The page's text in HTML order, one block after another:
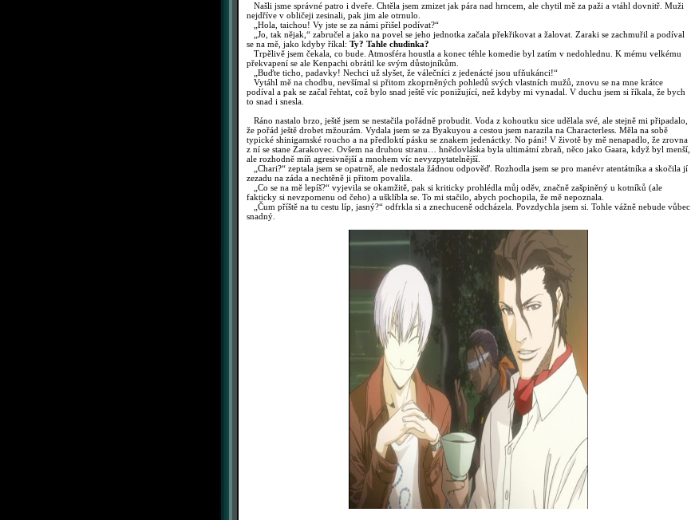
Našli jsme správné patro i dveře. Chtěla jsem zmizet jak pára nad hrncem, ale chytil mě za paži a vtáhl dovnitř. Muži
nejdříve v obličeji zesinali, pak jim ale otrnulo.
„Hola, taichou! Vy jste se za námi přišel podívat?“
„Jo, tak nějak,“ zabručel a jako na povel se jeho jednotka začala překřikovat a žalovat. Zaraki se zachmuřil a podíval
se na mě, jako kdyby říkal: Ty? Tahle chudinka?
Trpělivě jsem čekala, co bude. Atmosféra houstla a konec téhle komedie byl zatím v nedohlednu. K mému velkému
překvapení se ale Kenpachi obrátil ke svým důstojníkům.
„Buďte ticho, padavky! Nechci už slyšet, že válečníci z jedenácté jsou ufňukánci!“
Vytáhl mě na chodbu, nevšímal si přitom zkoprněných pohledů svých vlastních mužů, znovu se na mne krátce
podíval a pak se začal řehtat, což bylo snad ještě víc ponižující, než kdyby mi vynadal. V duchu jsem si říkala, že bych
to snad i snesla.
Ráno nastalo brzo, ještě jsem se nestačila pořádně probudit. Voda z kohoutku sice udělala své, ale stejně mi připadalo,
že pořád ještě drobet mžourám. Vydala jsem se za Byakuyou a cestou jsem narazila na Characterless. Měla na sobě
typické shinigamské roucho a na předloktí pásku se znakem jedenáctky. No páni! V životě by mě nenapadlo, že zrovna
z ní se stane Zarakovec. Ovšem na druhou stranu… hnědovláska byla ultimátní zbraň, něco jako Gaara, když byl menší,
ale rozhodně míň agresivnější a mnohem víc nevyzpytatelnější.
„Chari?“ zeptala jsem se opatrně, ale nedostala žádnou odpověď. Rozhodla jsem se pro manévr atentátníka a skočila jí
zezadu na záda a nechtěně ji přitom povalila.
„Co se na mě lepíš?“ vyjevila se okamžitě, pak si kriticky prohlédla můj oděv, značně zašpiněný u kotníků (ale
fakticky si nevzpomenu od čeho) a ušklíbla se. To mi stačilo, abych pochopila, že mě nepoznala.
„Čum příště na tu cestu líp, jasný?“ odfrkla si a znechuceně odcházela. Povzdychla jsem si. Tohle vážně nebude vůbec
snadný.